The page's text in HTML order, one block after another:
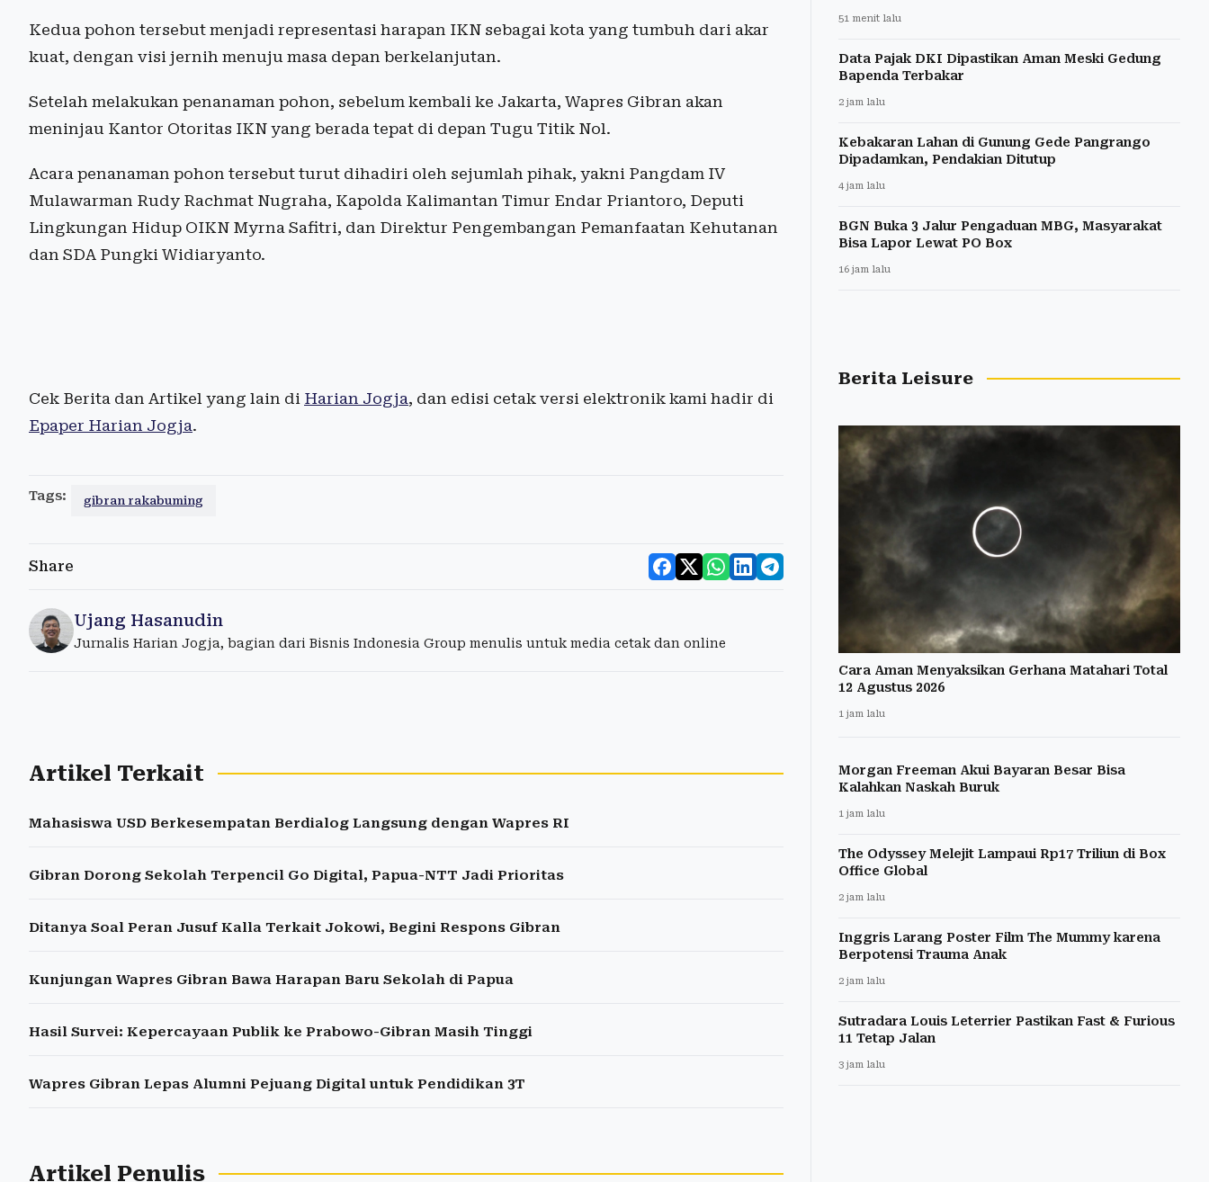
Kedua pohon tersebut menjadi representasi harapan IKN sebagai kota yang tumbuh dari akar
kuat, dengan visi jernih menuju masa depan berkelanjutan.
Setelah melakukan penanaman pohon, sebelum kembali ke Jakarta, Wapres Gibran akan
meninjau Kantor Otoritas IKN yang berada tepat di depan Tugu Titik Nol.
Acara penanaman pohon tersebut turut dihadiri oleh sejumlah pihak, yakni Pangdam IV
Mulawarman Rudy Rachmat Nugraha, Kapolda Kalimantan Timur Endar Priantoro, Deputi
Lingkungan Hidup OIKN Myrna Safitri, dan Direktur Pengembangan Pemanfaatan Kehutanan
dan SDA Pungki Widiaryanto.
Cek Berita dan Artikel yang lain di Harian Jogja, dan edisi cetak versi elektronik kami hadir di
Epaper Harian Jogja.
Tags: gibran rakabuming
Share
Ujang Hasanudin
Jurnalis Harian Jogja, bagian dari Bisnis Indonesia Group menulis untuk media cetak dan online
Artikel Terkait
Mahasiswa USD Berkesempatan Berdialog Langsung dengan Wapres RI
Gibran Dorong Sekolah Terpencil Go Digital, Papua-NTT Jadi Prioritas
Ditanya Soal Peran Jusuf Kalla Terkait Jokowi, Begini Respons Gibran
Kunjungan Wapres Gibran Bawa Harapan Baru Sekolah di Papua
Hasil Survei: Kepercayaan Publik ke Prabowo-Gibran Masih Tinggi
Wapres Gibran Lepas Alumni Pejuang Digital untuk Pendidikan 3T
Artikel Penulis
51 menit lalu
Data Pajak DKI Dipastikan Aman Meski Gedung
Bapenda Terbakar
2 jam lalu
Kebakaran Lahan di Gunung Gede Pangrango
Dipadamkan, Pendakian Ditutup
4 jam lalu
BGN Buka 3 Jalur Pengaduan MBG, Masyarakat
Bisa Lapor Lewat PO Box
16 jam lalu
Berita Leisure
Cara Aman Menyaksikan Gerhana Matahari Total
12 Agustus 2026
1 jam lalu
Morgan Freeman Akui Bayaran Besar Bisa
Kalahkan Naskah Buruk
1 jam lalu
The Odyssey Melejit Lampaui Rp17 Triliun di Box
Office Global
2 jam lalu
Inggris Larang Poster Film The Mummy karena
Berpotensi Trauma Anak
2 jam lalu
Sutradara Louis Leterrier Pastikan Fast & Furious
11 Tetap Jalan
3 jam lalu